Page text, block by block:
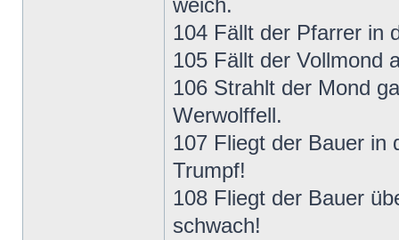
weich.
104 Fällt der Pfarrer in
105 Fällt der Vollmond
106 Strahlt der Mond
Werwolffell.
107 Fliegt der Bauer in
Trumpf!
108 Fliegt der Bauer
schwach!